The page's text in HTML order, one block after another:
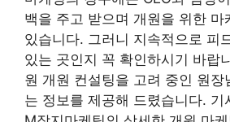
백을 주고 받으며 개원을 위한 마
있습니다. 그러니 지속적으로 피
있는 곳인지 꼭 확인하시기 바랍
원 개원 컨설팅을 고려 중인 원장
는 정보를 제공해 드렸습니다. 기